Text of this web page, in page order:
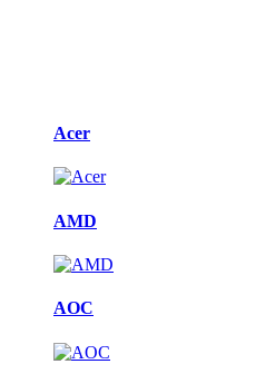
Acer
AMD
AOC